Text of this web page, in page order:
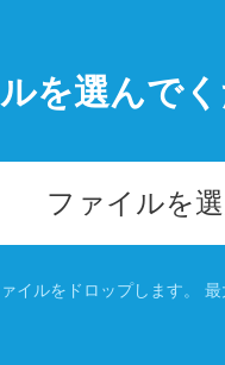
を選んで
ファイルを
イルをドロップします。